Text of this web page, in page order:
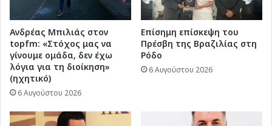
Ανδρέας Μπιλιάς στον
topfm: «Στόχος μας να
γίνουμε ομάδα, δεν έχω
λόγια για τη διοίκηση»
(ηχητικό)
6 Αυγούστου 2026
Επίσημη επίσκεψη του
Πρέσβη της Βραζιλίας στη
Ρόδο
6 Αυγούστου 2026